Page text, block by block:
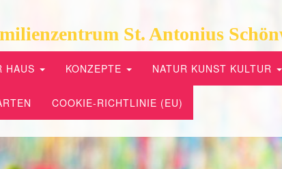
St. Antonius
HAUS KONZEPTE NATUR KUNST KULTUR
COOKIE-RICHTLINIE (EU)